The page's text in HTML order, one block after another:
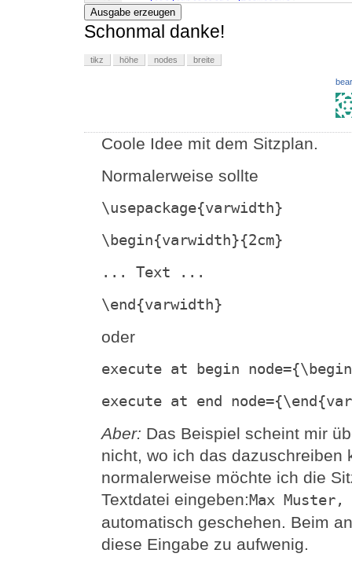
41
\foreach
Ausgabe erzeugen
Schonmal danke!
tikz höhe nodes breite
Coole Idee mit dem Sitzplan.
Normalerweise sollte
\usepackage{varwidth}
\begin{varwidth}{2cm}
... Text ...
\end{varwidth}
oder
execute at begin
execute at end
Aber: Das Beispiel scheint mir
nicht, wo ich das dazuschreiben
normalerweise möchte ich die
Textdatei eingeben:Max
automatisch geschehen. Beim
diese Eingabe zu aufwenig.